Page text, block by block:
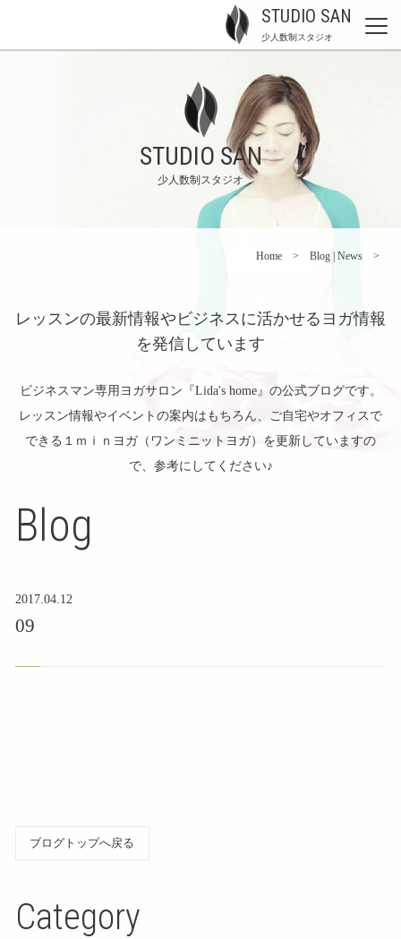
STUDIO SAN
少人数制スタジオ
STUDIO SAN
少人数制スタジオ
Home Blog | News
レッスンの最新情報やビジネスに活かせるヨガ情報
を発信しています
ビジネスマン専用ヨガサロン『Lida's home』の公式ブログです。
レッスン情報やイベントの案内はもちろん、ご自宅やオフィスで
できる１ｍｉｎヨガ（ワンミニットヨガ）を更新していますの
で、参考にしてください♪
Blog
2017.04.12
09
ブログトップへ戻る
Category